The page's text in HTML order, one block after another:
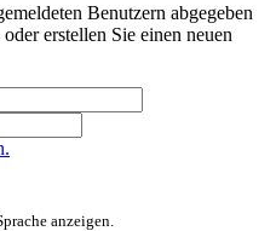
Benutzern abgegeben
erstellen Sie einen neuen
anzeigen.